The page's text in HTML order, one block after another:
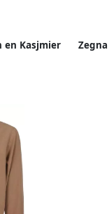
en Kasjmier
Heren